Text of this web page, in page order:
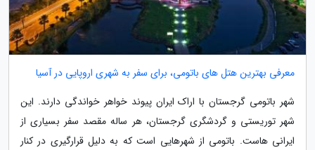
معرفی بهترین هتل های باتومی، برای سفر به شهری اروپایی در آسیا
شهر باتومی گرجستان با اراک ایران پیوند خواهر خواندگی دارند. این
شهر توریستی و گردشگری گرجستان، هر ساله مقصد سفر بسیاری از
ایرانی هاست. باتومی از شهرهایی است که به دلیل قرارگیری در کنار